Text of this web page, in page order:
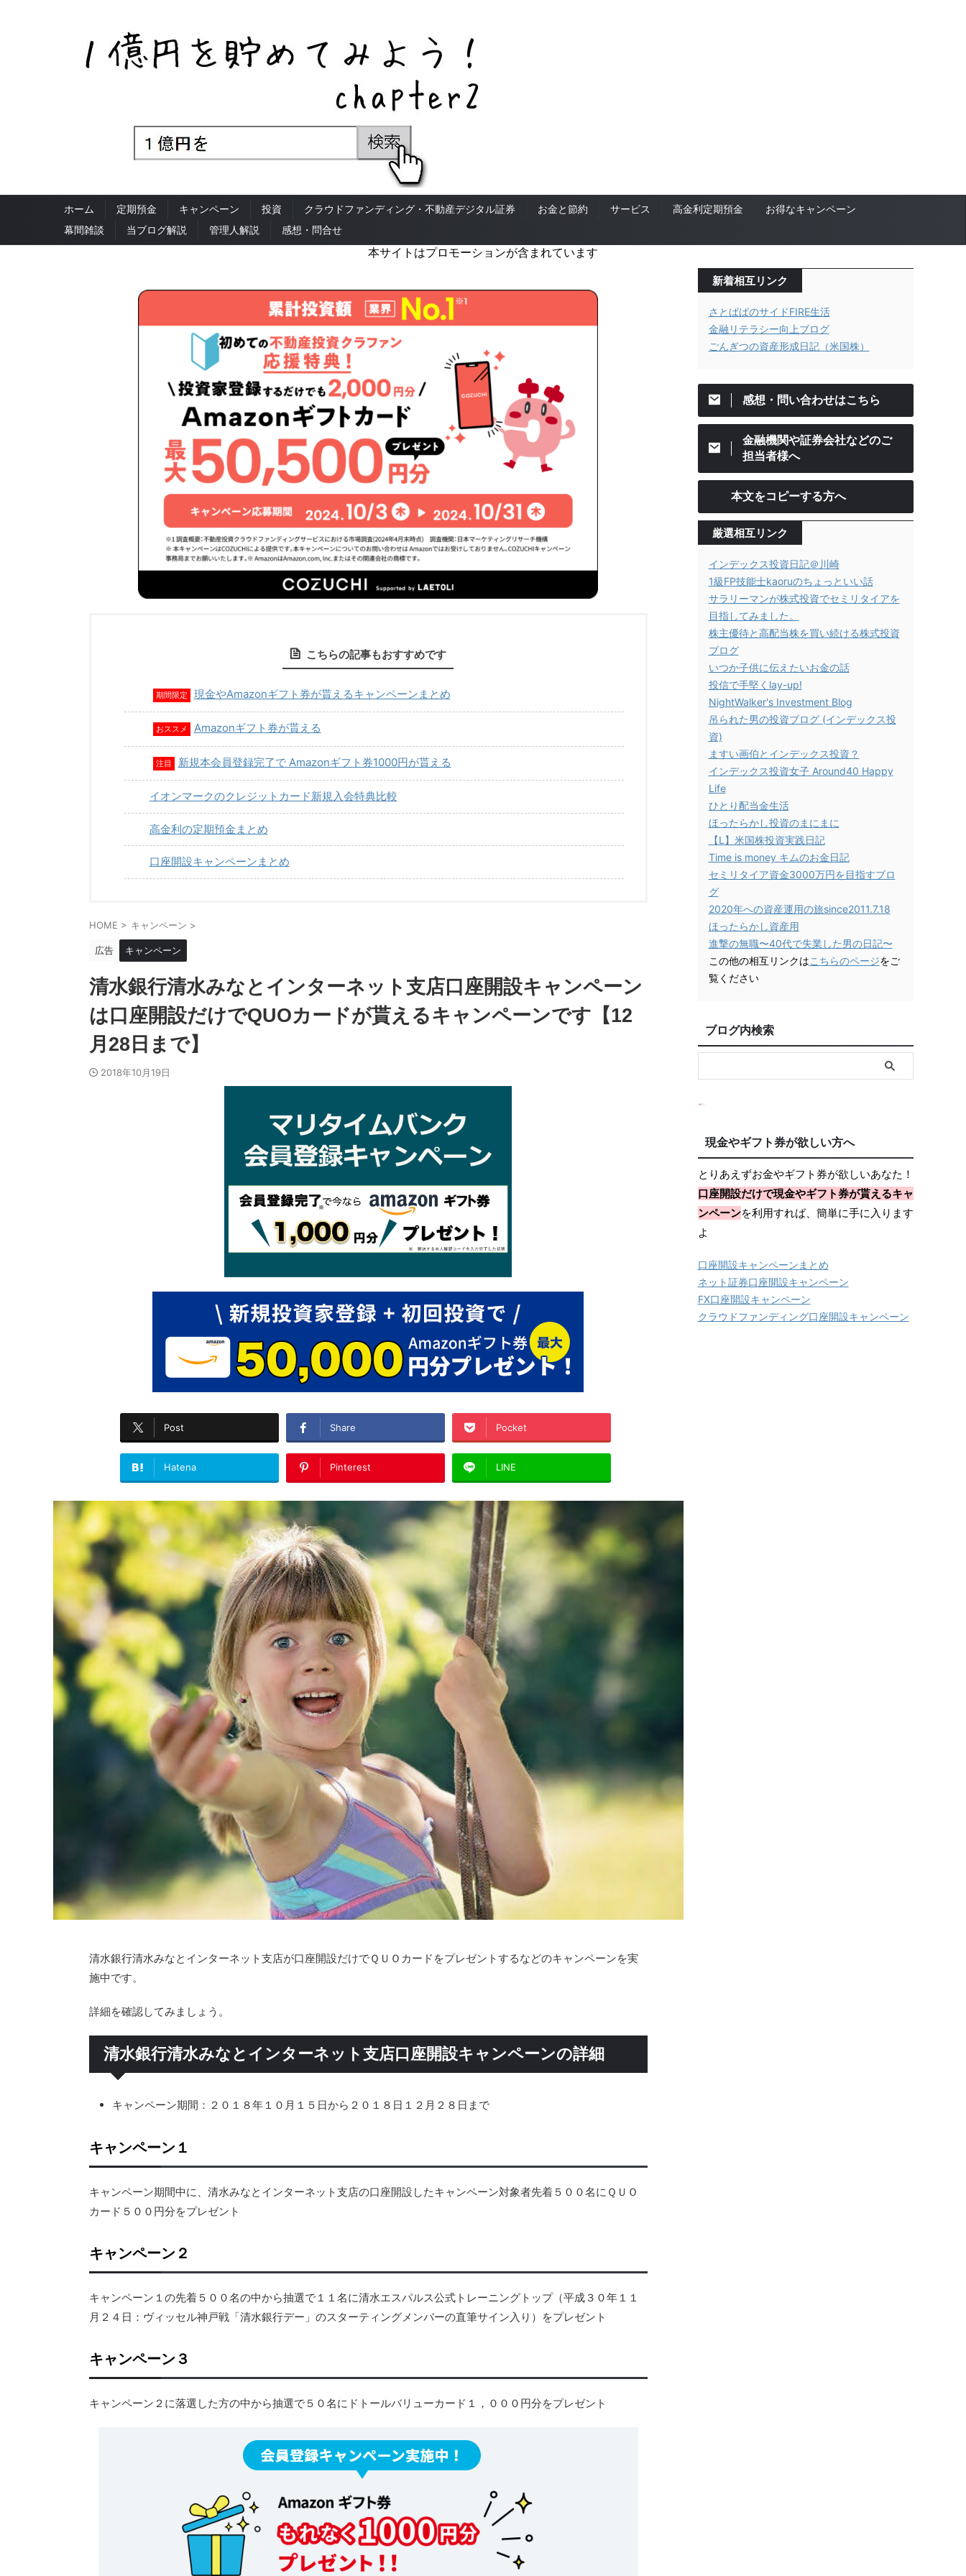
ホーム 定期預金 キャンペーン 投資 クラウドファンディング・不動産デジタル証券 お金と節約 サービス 高金利定期預金
お得なキャンペーン
幕間雑談
当ブログ解説 管理人解説 感想・問合せ
本サイトはプロモーションが含まれています
こちらの記事もおすすめです
期間限定 現金やAmazonギフト券が貰えるキャンペーンまとめ
おススメ Amazonギフト券が貰える
注目 新規本会員登録完了で Amazonギフト券1000円が貰える
イオンマークのクレジットカード新規入会特典比較
高金利の定期預金まとめ
口座開設キャンペーンまとめ
HOME > キャンペーン >
広告 キャンペーン
清水銀行清水みなとインターネット支店口座開設キャンペーン
は口座開設だけでQUOカードが貰えるキャンペーンです【12
月28日まで】
2018年10月19日
Post Share Pocket
Hatena Pinterest LINE
清水銀行清水みなとインターネット支店が口座開設だけでＱＵＯカードをプレゼントするなどのキャンペーンを実
施中です。
詳細を確認してみましょう。
清水銀行清水みなとインターネット支店口座開設キャンペーンの詳細
キャンペーン期間：２０１８年１０月１５日から２０１８日１２月２８日まで
キャンペーン１
キャンペーン期間中に、清水みなとインターネット支店の口座開設したキャンペーン対象者先着５００名にＱＵＯ
カード５００円分をプレゼント
キャンペーン２
キャンペーン１の先着５００名の中から抽選で１１名に清水エスパルス公式トレーニングトップ（平成３０年１１
月２４日：ヴィッセル神戸戦「清水銀行デー」のスターティングメンバーの直筆サイン入り）をプレゼント
キャンペーン３
キャンペーン２に落選した方の中から抽選で５０名にドトールバリューカード１，０００円分をプレゼント
新着相互リンク
さとぱぱのサイドFIRE生活
金融リテラシー向上ブログ
ごんぎつの資産形成日記（米国株）
感想・問い合わせはこちら
金融機関や証券会社などのご
担当者様へ
本文をコピーする方へ
厳選相互リンク
インデックス投資日記＠川崎
1級FP技能士kaoruのちょっといい話
サラリーマンが株式投資でセミリタイアを
目指してみました。
株主優待と高配当株を買い続ける株式投資
ブログ
いつか子供に伝えたいお金の話
投信で手堅くlay-up!
NightWalker's Investment Blog
吊られた男の投資ブログ (インデックス投
資)
ますい画伯とインデックス投資？
インデックス投資女子 Around40 Happy
Life
ひとり配当金生活
ほったらかし投資のまにまに
【L】米国株投資実践日記
Time is money キムのお金日記
セミリタイア資金3000万円を目指すブロ
グ
2020年への資産運用の旅since2011.7.18
ほったらかし資産用
進撃の無職〜40代で失業した男の日記〜
この他の相互リンクはこちらのページをご
覧ください
ブログ内検索
現金やギフト券が欲しい方へ
とりあえずお金やギフト券が欲しいあなた！
口座開設だけで現金やギフト券が貰えるキャ
ンペーンを利用すれば、簡単に手に入ります
よ
口座開設キャンペーンまとめ
ネット証券口座開設キャンペーン
FX口座開設キャンペーン
クラウドファンディング口座開設キャンペーン